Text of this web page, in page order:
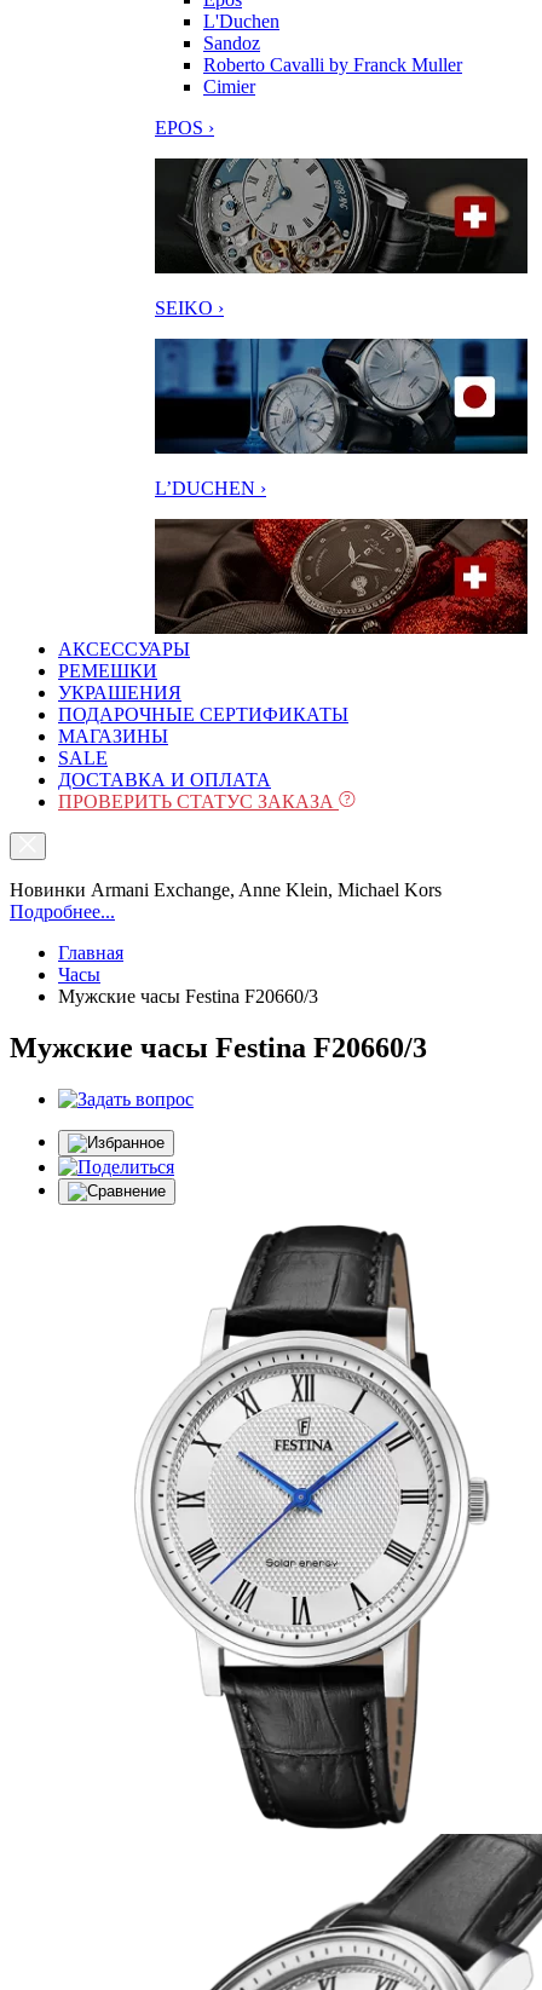
L'Duchen
Sandoz
Roberto Cavalli by Franck Muller
Cimier
EPOS ›
SEIKO ›
L’DUCHEN ›
АКСЕССУАРЫ
РЕМЕШКИ
УКРАШЕНИЯ
ПОДАРОЧНЫЕ СЕРТИФИКАТЫ
МАГАЗИНЫ
SALE
ДОСТАВКА И ОПЛАТА
ПРОВЕРИТЬ СТАТУС ЗАКАЗА
Новинки Armani Exchange, Anne Klein, Michael Kors
Подробнее...
Главная
Часы
Мужские часы Festina F20660/3
Мужские часы Festina F20660/3